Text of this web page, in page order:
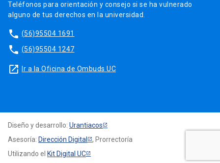
Teléfonos para orientación y consejo si se ha vulnerado
alguno de tus derechos en la universidad.
phone (56)95504 1691
phone (56)95504 1247
launch Ir a la Oficina de Ombuds UC
Diseño y desarrollo: Urantiacos
Asesoría: Dirección Digital
, Prorrectoría
Utilizando el Kit Digital UC